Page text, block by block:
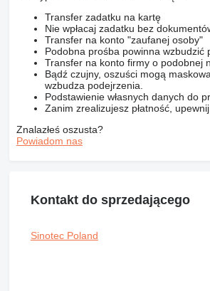
Transfer zadatku na kartę
Nie wpłacaj zadatku bez
Transfer na konto "zaufanej osoby"
Podobna prośba powinna wzbudzić
Transfer na konto firmy o podobnej
Bądź czujny, oszuści mogą
wzbudza podejrzenia.
Podstawienie własnych danych do
Zanim zrealizujesz płatność,
Znalazłeś oszusta?
Powiadom nas
Kontakt do sprzedającego
Sinotec Poland